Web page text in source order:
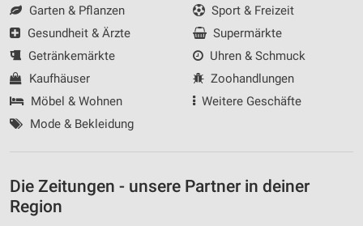
Garten & Pflanzen
Gesundheit & Ärzte
Getränkemärkte
Kaufhäuser
Möbel & Wohnen
Mode & Bekleidung
Sport & Freizeit
Supermärkte
Uhren & Schmuck
Zoohandlungen
Weitere Geschäfte
Die Zeitungen - unsere Partner in deiner
Region